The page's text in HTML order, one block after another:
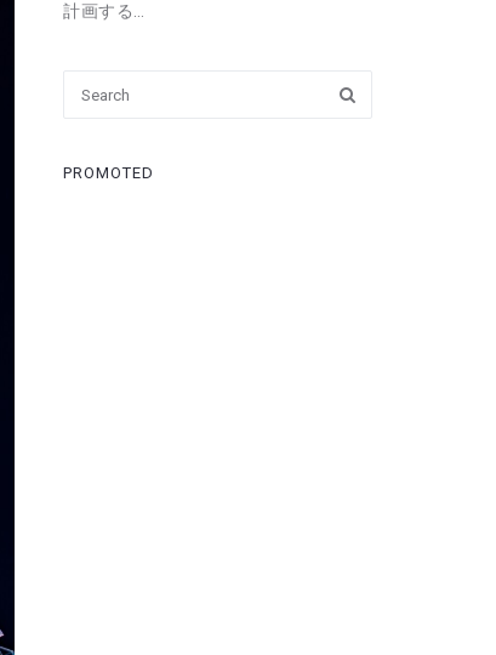
計画する…
PROMOTED